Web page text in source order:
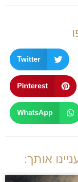
Twitter
Pinterest
WhatsApp
אותך: